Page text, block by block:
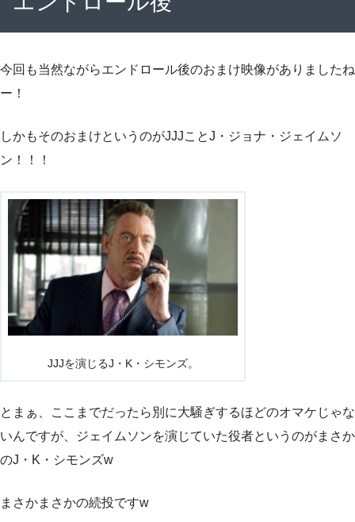
今回も当然ながらエンドロール後のおまけ映像がありましたね
ー！
しかもそのおまけというのがJJJことJ・ジョナ・ジェイムソ
ン！！！
JJJを演じるJ・K・シモンズ。
とまぁ、ここまでだったら別に大騒ぎするほどのオマケじゃな
いんですが、ジェイムソンを演じていた役者というのがまさか
のJ・K・シモンズw
まさかまさかの続投ですw